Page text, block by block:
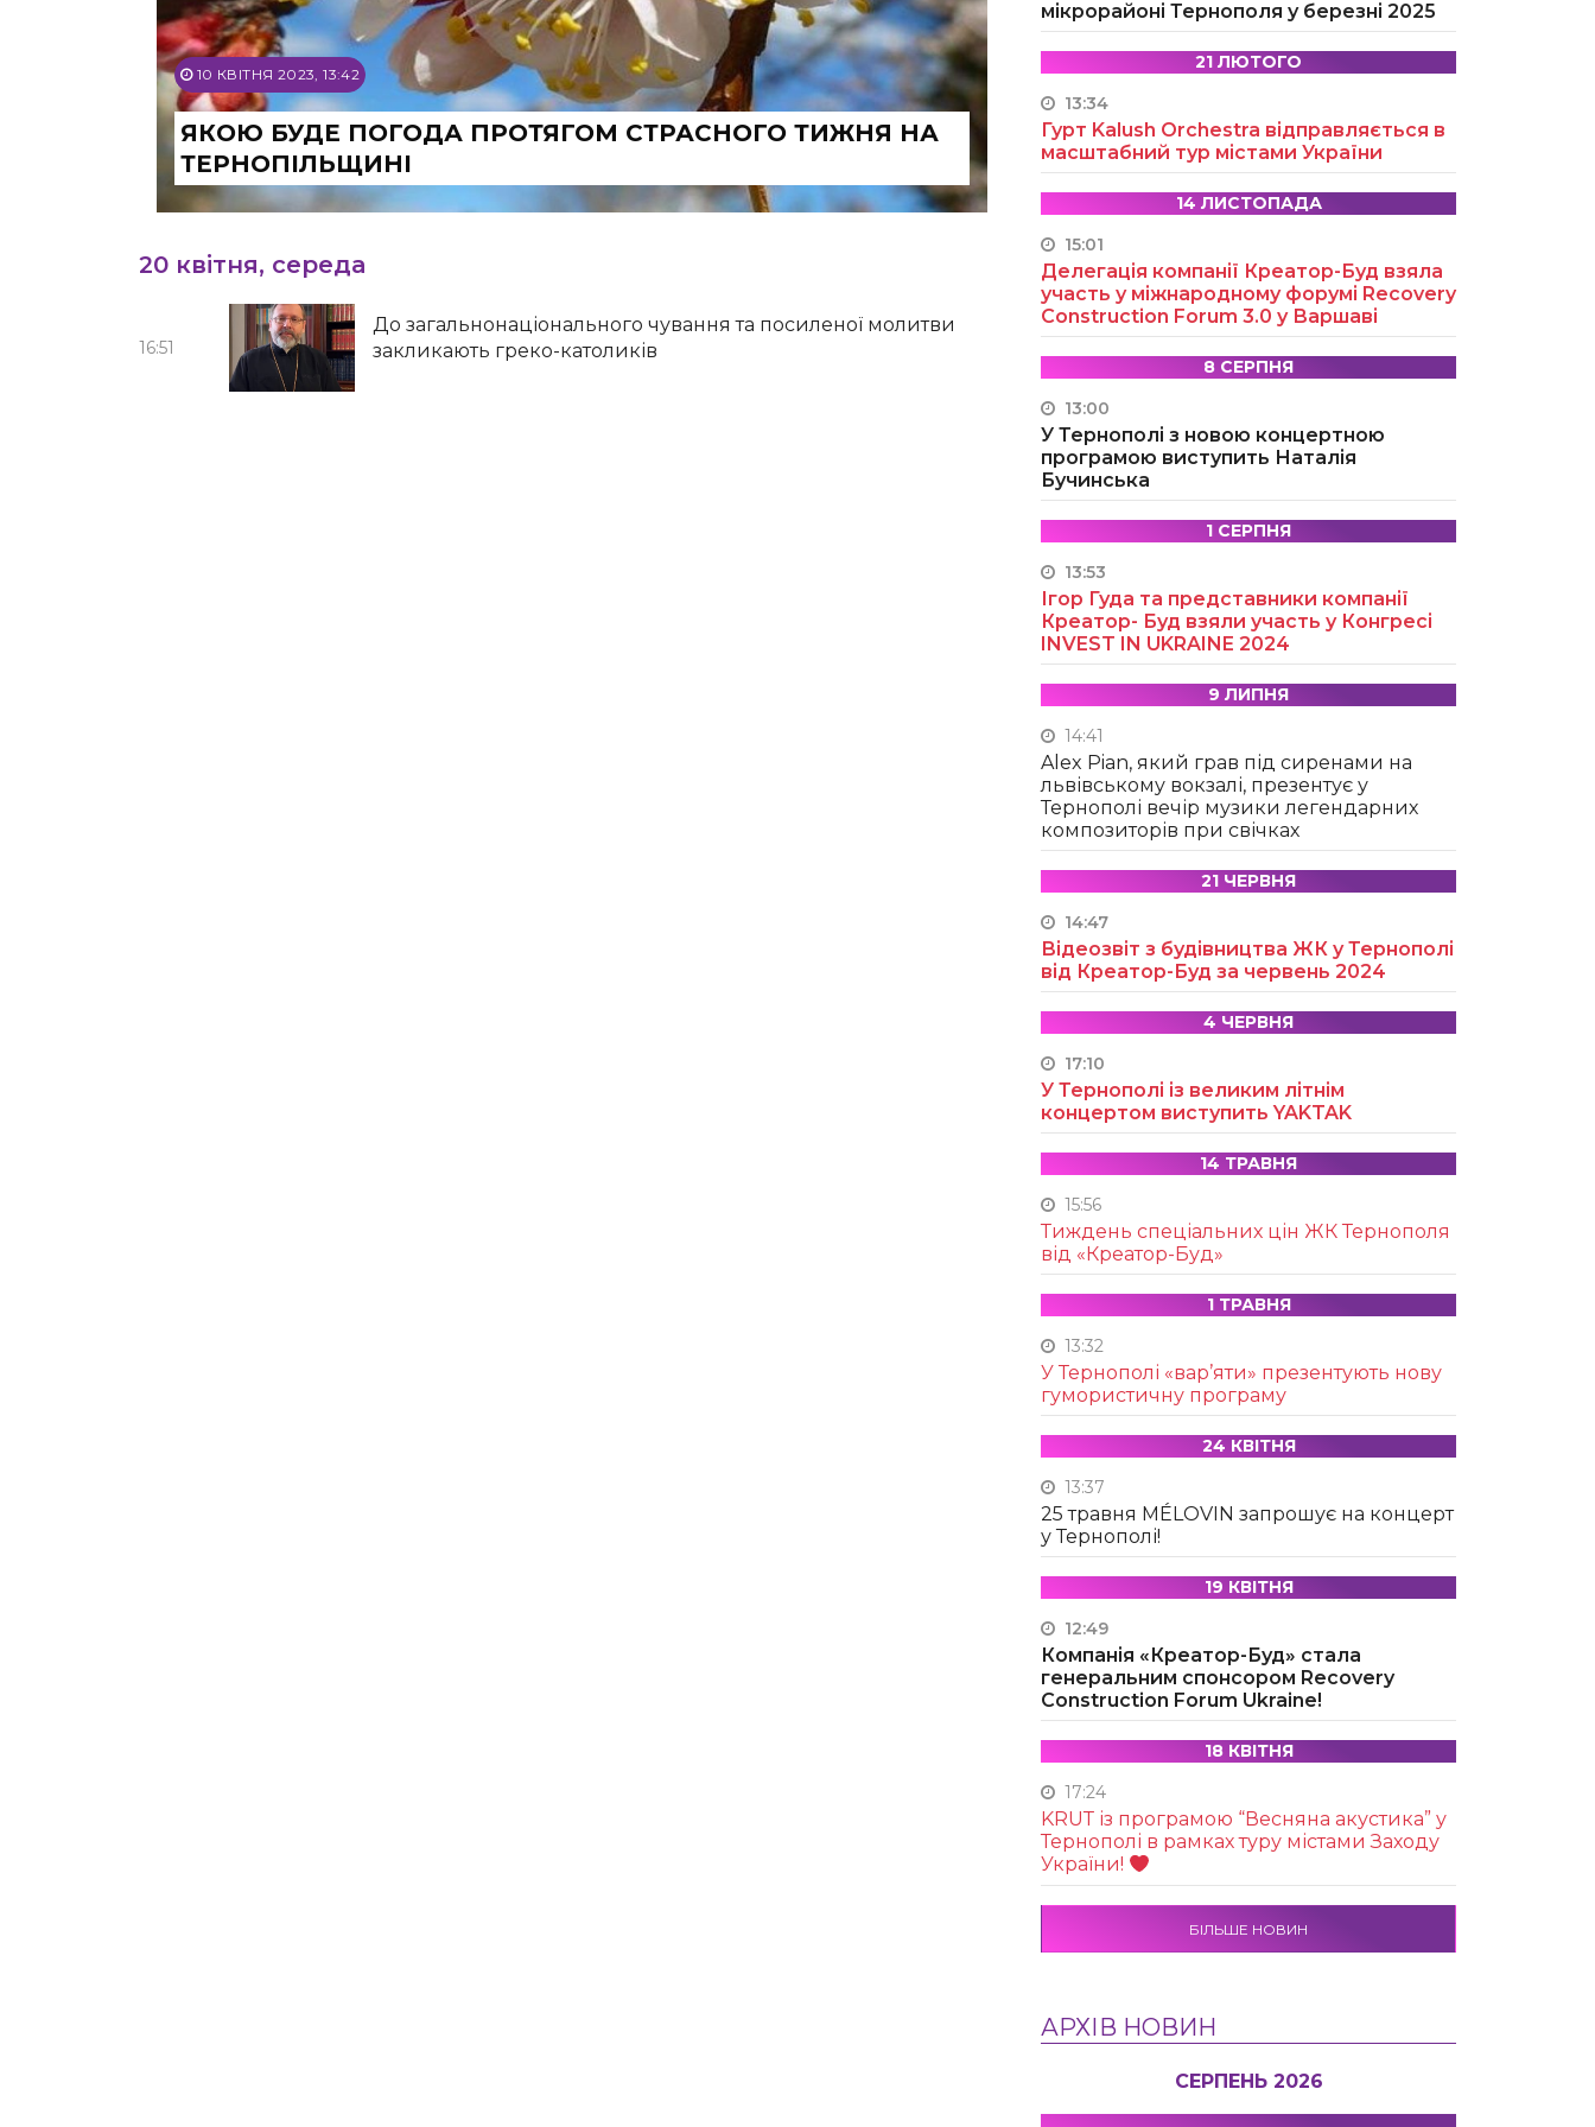
10 КВІТНЯ 2023, 13:42
ЯКОЮ БУДЕ ПОГОДА ПРОТЯГОМ СТРАСНОГО ТИЖНЯ НА
ТЕРНОПІЛЬЩИНІ
20 квітня, середа
16:51
До загальнонаціонального чування та посиленої молитви
закликають греко-католиків
мікрорайоні Тернополя у березні 2025
21 ЛЮТОГО
13:34
Гурт Kalush Orchestra відправляється в
масштабний тур містами України
14 ЛИСТОПАДА
15:01
Делегація компанії Креатор-Буд взяла
участь у міжнародному форумі Recovery
Construction Forum 3.0 у Варшаві
8 СЕРПНЯ
13:00
У Тернополі з новою концертною
програмою виступить Наталія
Бучинська
1 СЕРПНЯ
13:53
Ігор Гуда та представники компанії
Креатор- Буд взяли участь у Конгресі
INVEST IN UKRAINE 2024
9 ЛИПНЯ
14:41
Alex Pian, який грав під сиренами на
львівському вокзалі, презентує у
Тернополі вечір музики легендарних
композиторів при свічках
21 ЧЕРВНЯ
14:47
Відеозвіт з будівництва ЖК у Тернополі
від Креатор-Буд за червень 2024
4 ЧЕРВНЯ
17:10
У Тернополі із великим літнім
концертом виступить YAKTAK
14 ТРАВНЯ
15:56
Тиждень спеціальних цін ЖК Тернополя
від «Креатор-Буд»
1 ТРАВНЯ
13:32
У Тернополі «вар’яти» презентують нову
гумористичну програму
24 КВІТНЯ
13:37
25 травня MÉLOVIN запрошує на концерт
у Тернополі!
19 КВІТНЯ
12:49
Компанія «Креатор-Буд» стала
генеральним спонсором Recovery
Construction Forum Ukraine!
18 КВІТНЯ
17:24
KRUТ із програмою “Весняна акустика” у
Тернополі в рамках туру містами Заходу
України!
БІЛЬШЕ НОВИН
АРХІВ НОВИН
СЕРПЕНЬ 2026